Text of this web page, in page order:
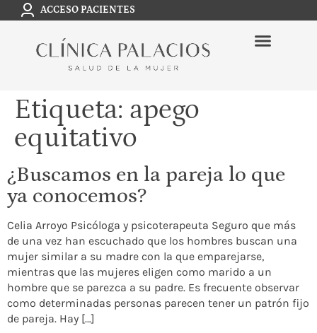
ACCESO PACIENTES
Etiqueta: apego
equitativo
¿Buscamos en la pareja lo que
ya conocemos?
Celia Arroyo Psicóloga y psicoterapeuta Seguro que más
de una vez han escuchado que los hombres buscan una
mujer similar a su madre con la que emparejarse,
mientras que las mujeres eligen como marido a un
hombre que se parezca a su padre. Es frecuente observar
como determinadas personas parecen tener un patrón fijo
de pareja. Hay […]